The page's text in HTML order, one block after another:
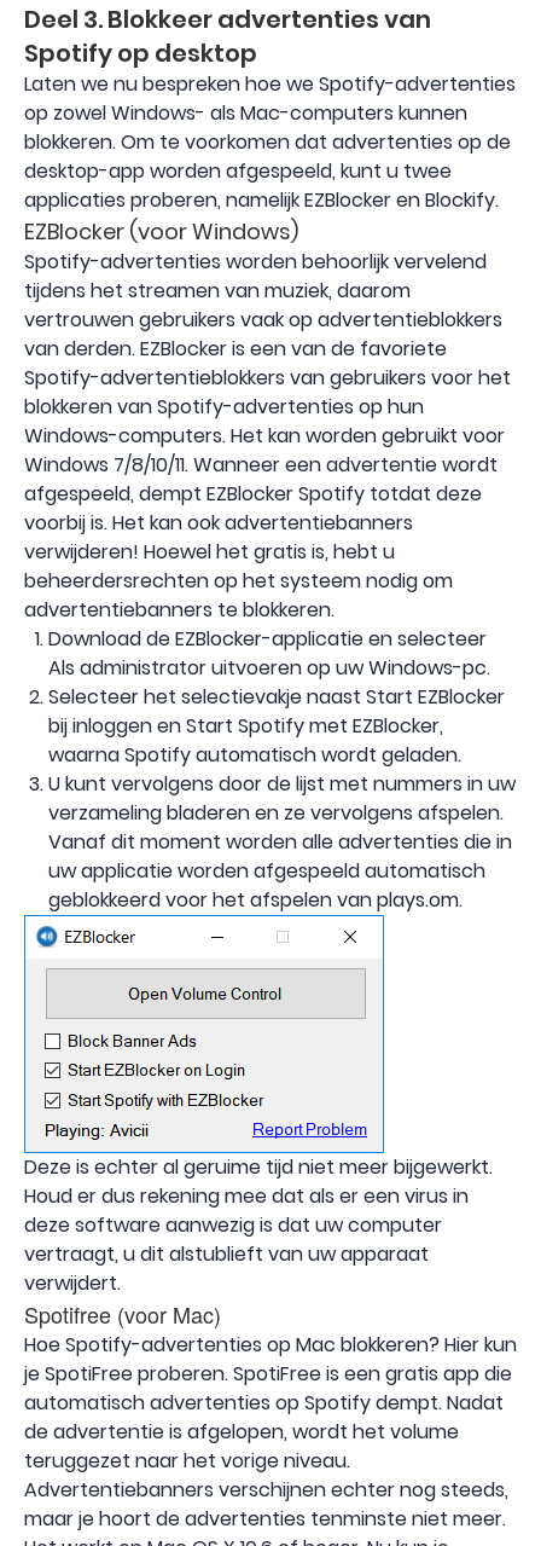
Deel 3. Blokkeer advertenties van
Spotify op desktop
Laten we nu bespreken hoe we Spotify-advertenties
op zowel Windows- als Mac-computers kunnen
blokkeren. Om te voorkomen dat advertenties op de
desktop-app worden afgespeeld, kunt u twee
applicaties proberen, namelijk EZBlocker en Blockify.
EZBlocker (voor Windows)
Spotify-advertenties worden behoorlijk vervelend
tijdens het streamen van muziek, daarom
vertrouwen gebruikers vaak op advertentieblokkers
van derden. EZBlocker is een van de favoriete
Spotify-advertentieblokkers van gebruikers voor het
blokkeren van Spotify-advertenties op hun
Windows-computers. Het kan worden gebruikt voor
Windows 7/8/10/11. Wanneer een advertentie wordt
afgespeeld, dempt EZBlocker Spotify totdat deze
voorbij is. Het kan ook advertentiebanners
verwijderen! Hoewel het gratis is, hebt u
beheerdersrechten op het systeem nodig om
advertentiebanners te blokkeren.
Download de EZBlocker-applicatie en selecteer
Als administrator uitvoeren op uw Windows-pc.
Selecteer het selectievakje naast Start EZBlocker
bij inloggen en Start Spotify met EZBlocker,
waarna Spotify automatisch wordt geladen.
U kunt vervolgens door de lijst met nummers in uw
verzameling bladeren en ze vervolgens afspelen.
Vanaf dit moment worden alle advertenties die in
uw applicatie worden afgespeeld automatisch
geblokkeerd voor het afspelen van plays.om.
Deze is echter al geruime tijd niet meer bijgewerkt.
Houd er dus rekening mee dat als er een virus in
deze software aanwezig is dat uw computer
vertraagt, u dit alstublieft van uw apparaat
verwijdert.
Spotifree (voor Mac)
Hoe Spotify-advertenties op Mac blokkeren? Hier kun
je SpotiFree proberen. SpotiFree is een gratis app die
automatisch advertenties op Spotify dempt. Nadat
de advertentie is afgelopen, wordt het volume
teruggezet naar het vorige niveau.
Advertentiebanners verschijnen echter nog steeds,
maar je hoort de advertenties tenminste niet meer.